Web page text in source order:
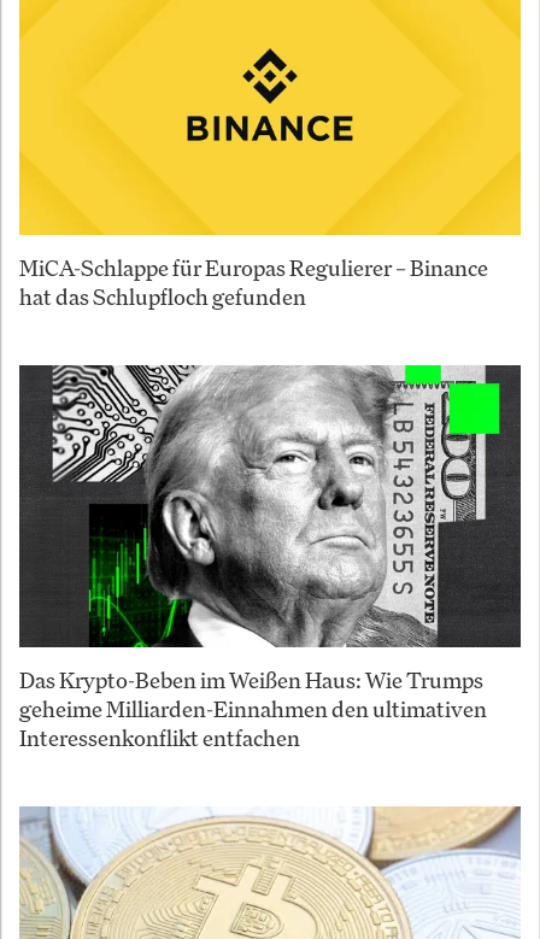
MiCA-Schlappe für Europas Regulierer – Binance
hat das Schlupfloch gefunden
Das Krypto-Beben im Weißen Haus: Wie Trumps
geheime Milliarden-Einnahmen den ultimativen
Interessenkonflikt entfachen